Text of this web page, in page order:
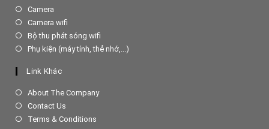
Camera
in
a
new
tab
Camera wifi
in
a
new
Bộ thu phát sóng wifi
in
Phụ kiện (máy tính, thẻ nhớ,...)
Link Khác
About The Company
Contact Us
Terms & Conditions